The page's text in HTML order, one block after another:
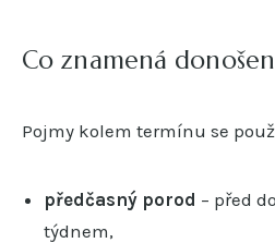
Co znamená
Pojmy kolem termínu se
předčasný porod – před
týdnem,